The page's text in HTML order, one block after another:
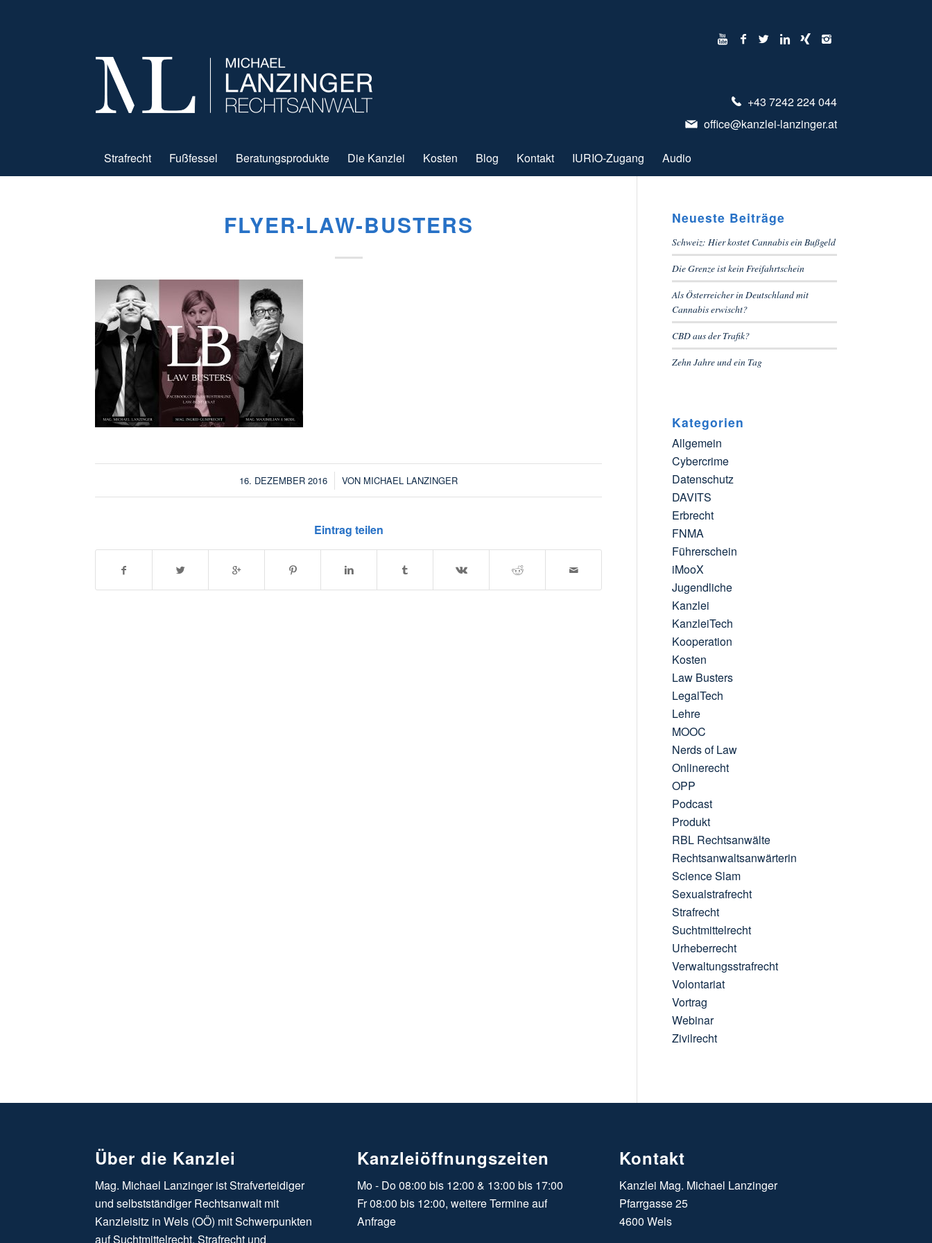
+43 7242 224 044
office@kanzlei-lanzinger.at
Strafrecht Fußfessel Beratungsprodukte Die Kanzlei Kosten Blog Kontakt IURIO-Zugang Audio
FLYER-LAW-BUSTERS
16. DEZEMBER 2016
/ VON MICHAEL LANZINGER
Eintrag teilen
Neueste Beiträge
Schweiz: Hier kostet Cannabis ein Bußgeld
Die Grenze ist kein Freifahrtschein
Als Österreicher in Deutschland mit
Cannabis erwischt?
CBD aus der Trafik?
Zehn Jahre und ein Tag
Kategorien
Allgemein
Cybercrime
Datenschutz
DAVITS
Erbrecht
FNMA
Führerschein
iMooX
Jugendliche
Kanzlei
KanzleiTech
Kooperation
Kosten
Law Busters
LegalTech
Lehre
MOOC
Nerds of Law
Onlinerecht
OPP
Podcast
Produkt
RBL Rechtsanwälte
Rechtsanwaltsanwärterin
Science Slam
Sexualstrafrecht
Strafrecht
Suchtmittelrecht
Urheberrecht
Verwaltungsstrafrecht
Volontariat
Vortrag
Webinar
Zivilrecht
Über die Kanzlei
Mag. Michael Lanzinger ist Strafverteidiger
und selbstständiger Rechtsanwalt mit
Kanzleisitz in Wels (OÖ) mit Schwerpunkten
auf Suchtmittelrecht, Strafrecht und
Kanzleiöffnungszeiten
Mo - Do 08:00 bis 12:00 & 13:00 bis 17:00
Fr 08:00 bis 12:00, weitere Termine auf
Anfrage
Kontakt
Kanzlei Mag. Michael Lanzinger
Pfarrgasse 25
4600 Wels